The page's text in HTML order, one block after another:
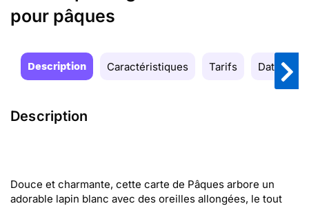
pour pâques
Description Caractéristiques Tarifs Date de
Description
Douce et charmante, cette carte de Pâques arbore un
adorable lapin blanc avec des oreilles allongées, le tout